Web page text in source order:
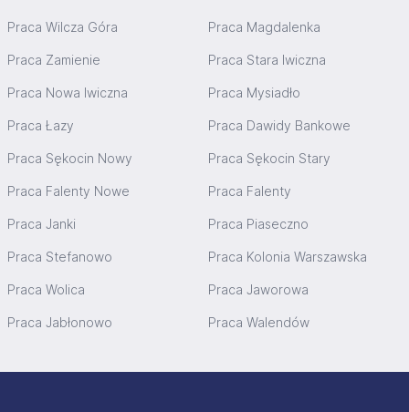
Praca Wilcza Góra Praca Magdalenka
Praca Zamienie Praca Stara Iwiczna
Praca Nowa Iwiczna Praca Mysiadło
Praca Łazy Praca Dawidy Bankowe
Praca Sękocin Nowy Praca Sękocin Stary
Praca Falenty Nowe Praca Falenty
Praca Janki Praca Piaseczno
Praca Stefanowo Praca Kolonia Warszawska
Praca Wolica Praca Jaworowa
Praca Jabłonowo Praca Walendów